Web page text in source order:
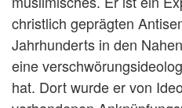
christlich geprägten
Jahrhunderts in den
eine
hat. Dort wurde er von